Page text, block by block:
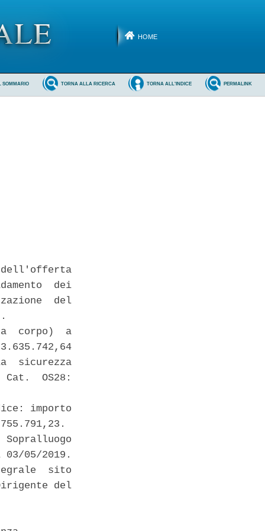
HOME
PERMALINK
TORNA ALL'INDICE
TORNA ALLA RICERCA
SOMMARIO
dei
del
corpo)  a
sicurezza
OS28:
importo
Sopralluogo
05/2019.
sito
del